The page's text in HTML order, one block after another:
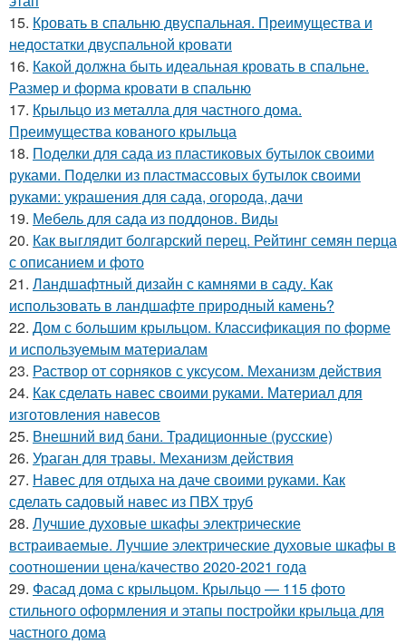
15. Кровать в спальню двуспальная. Преимущества и
недостатки двуспальной кровати
16. Какой должна быть идеальная кровать в спальне.
Размер и форма кровати в спальню
17. Крыльцо из металла для частного дома.
Преимущества кованого крыльца
18. Поделки для сада из пластиковых бутылок своими
руками. Поделки из пластмассовых бутылок своими
руками: украшения для сада, огорода, дачи
19. Мебель для сада из поддонов. Виды
20. Как выглядит болгарский перец. Рейтинг семян перца
с описанием и фото
21. Ландшафтный дизайн с камнями в саду. Как
использовать в ландшафте природный камень?
22. Дом с большим крыльцом. Классификация по форме
и используемым материалам
23. Раствор от сорняков с уксусом. Механизм действия
24. Как сделать навес своими руками. Материал для
изготовления навесов
25. Внешний вид бани. Традиционные (русские)
26. Ураган для травы. Механизм действия
27. Навес для отдыха на даче своими руками. Как
сделать садовый навес из ПВХ труб
28. Лучшие духовые шкафы электрические
встраиваемые. Лучшие электрические духовые шкафы в
соотношении цена/качество 2020-2021 года
29. Фасад дома с крыльцом. Крыльцо — 115 фото
стильного оформления и этапы постройки крыльца для
частного дома